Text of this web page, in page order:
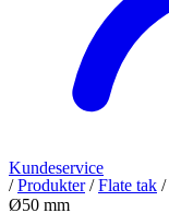
Kundeservice
/ Produkter / Flate tak /
Ø50 mm